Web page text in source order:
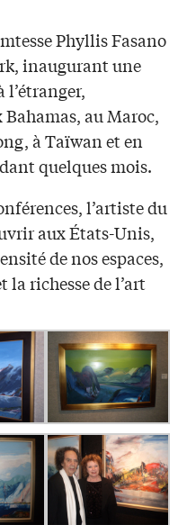
Phyllis Fasano
inaugurant une
l’étranger,
au Maroc,
à Taïwan et en
quelques mois.
l’artiste du
aux États-Unis,
de nos espaces,
la richesse de l’art